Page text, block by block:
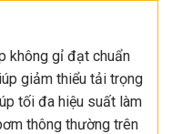
không gỉ đạt chuẩn
giảm thiểu tải trọng
tối đa hiệu suất làm
thông thường trên